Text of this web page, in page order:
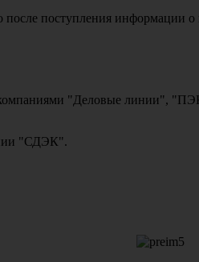
поступления информации о
компаниями "Деловые линии",
"СДЭК".